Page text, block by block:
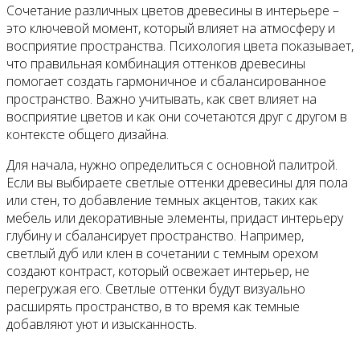
Сочетание различных цветов древесины в интерьере –
это ключевой момент, который влияет на атмосферу и
восприятие пространства. Психология цвета показывает,
что правильная комбинация оттенков древесины
помогает создать гармоничное и сбалансированное
пространство. Важно учитывать, как свет влияет на
восприятие цветов и как они сочетаются друг с другом в
контексте общего дизайна.
Для начала, нужно определиться с основной палитрой.
Если вы выбираете светлые оттенки древесины для пола
или стен, то добавление темных акцентов, таких как
мебель или декоративные элементы, придаст интерьеру
глубину и сбалансирует пространство. Например,
светлый дуб или клен в сочетании с темным орехом
создают контраст, который освежает интерьер, не
перегружая его. Светлые оттенки будут визуально
расширять пространство, в то время как темные
добавляют уют и изысканность.